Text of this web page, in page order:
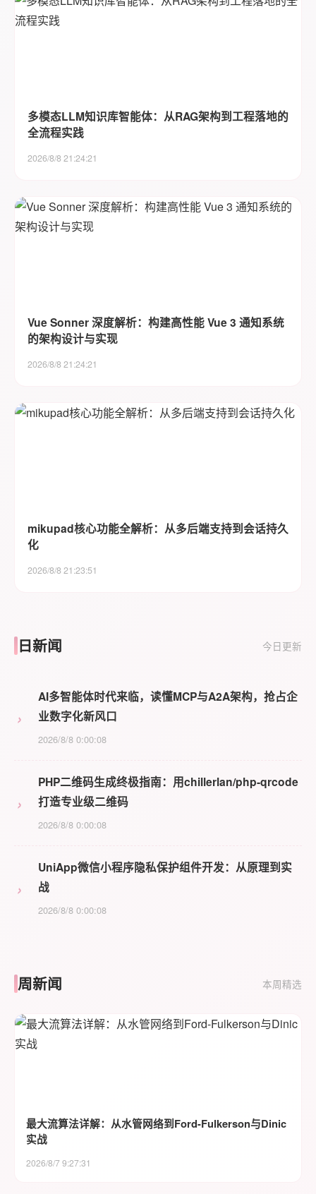
多模态LLM知识库智能体：从RAG架构到工程落地的
全流程实践
2026/8/8 21:24:21
Vue Sonner 深度解析：构建高性能 Vue 3 通知系统
的架构设计与实现
2026/8/8 21:24:21
mikupad核心功能全解析：从多后端支持到会话持久
化
2026/8/8 21:23:51
日新闻 今日更新
›
AI多智能体时代来临，读懂MCP与A2A架构，抢占企
业数字化新风口
2026/8/8 0:00:08
›
PHP二维码生成终极指南：用chillerlan/php-qrcode
打造专业级二维码
2026/8/8 0:00:08
›
UniApp微信小程序隐私保护组件开发：从原理到实
战
2026/8/8 0:00:08
周新闻 本周精选
最大流算法详解：从水管网络到Ford-Fulkerson与Dinic
实战
2026/8/7 9:27:31